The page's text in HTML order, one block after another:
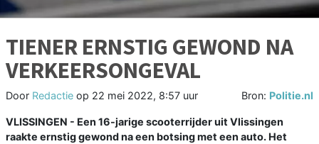
TIENER ERNSTIG GEWOND NA
VERKEERSONGEVAL
Door Redactie op 22 mei 2022, 8:57 uur Bron: Politie.nl
VLISSINGEN - Een 16-jarige scooterrijder uit Vlissingen
raakte ernstig gewond na een botsing met een auto. Het